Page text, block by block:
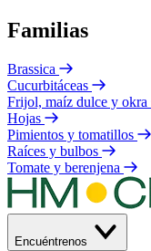
Familias
Brassica
Cucurbitáceas
Frijol, maíz dulce y okra
Hojas
Pimientos y tomatillos
Raíces y bulbos
Tomate y berenjena
Encuéntrenos